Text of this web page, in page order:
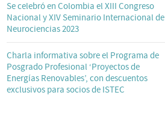
Se celebró en Colombia el XIII Congreso
Nacional y XIV Seminario Internacional de
Neurociencias 2023
Charla informativa sobre el Programa de
Posgrado Profesional ‘Proyectos de
Energías Renovables’, con descuentos
exclusivos para socios de ISTEC